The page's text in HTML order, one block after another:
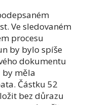
Ve sledovaném
procesu
by bylo spíše
dokumentu
by měla
Částku 52
bez důrazu